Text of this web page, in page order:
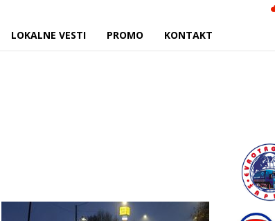
LOKALNE VESTI PROMO KONTAKT